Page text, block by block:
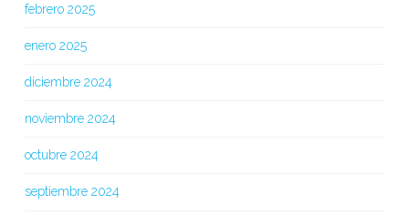
febrero 2025
enero 2025
diciembre 2024
noviembre 2024
octubre 2024
septiembre 2024